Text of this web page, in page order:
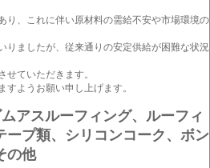
り、これに伴い原材料の需給不安や市場環境の
りましたが、従来通りの安定供給が困難な状況
ていただきます。
ようお願い申し上げます。
アスルーフィング、ルーフィ
プ類、シリコンコーク、ボン
の他